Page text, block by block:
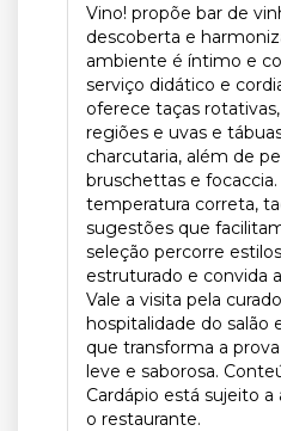
Vino! propõe bar de
descoberta e
ambiente é íntimo e
serviço didático e
oferece taças
regiões e uvas e
charcutaria, além de
bruschettas e focaccia.
temperatura correta,
sugestões que
seleção percorre
estruturado e convida
Vale a visita pela
hospitalidade do salão
que transforma a
leve e saborosa.
Cardápio está sujeito
o restaurante.